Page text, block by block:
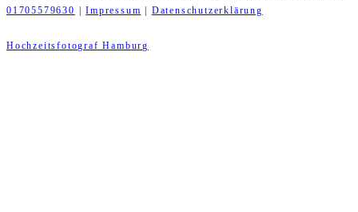
01705579630
|Impressum Datenschutzerklärung
Hochzeitsfotograf Hamburg